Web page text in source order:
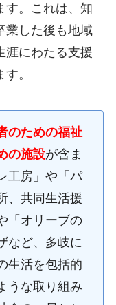
す。これは、知
業した後も地域
涯にわたる支援
。
のための福祉
の施設が含ま
工房」や「パ
、共同生活援
「オリーブの
など、多岐に
生活を包括的
うな取り組み